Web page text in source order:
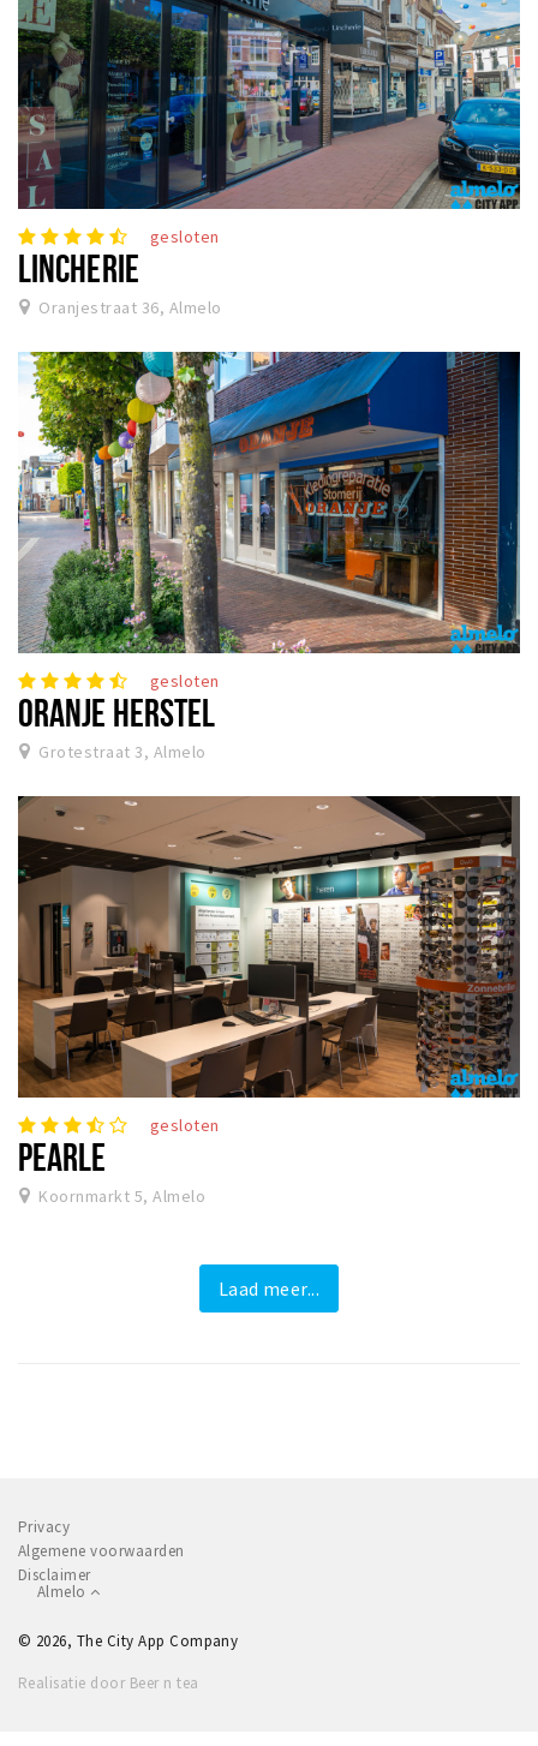
gesloten
LINCHERIE
Oranjestraat 36, Almelo
gesloten
ORANJE HERSTEL
Grotestraat 3, Almelo
gesloten
PEARLE
Koornmarkt 5, Almelo
Laad meer...
Privacy
Algemene voorwaarden
Disclaimer
Almelo
© 2026, The City App Company
Realisatie door Beer n tea